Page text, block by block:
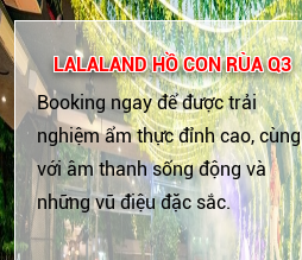
LALALAND HỒ CON RÙA Q3
Booking ngay để được trải
nghiệm ẩm thực đỉnh cao, cùng
với âm thanh sống động và
những vũ điệu đặc sắc.